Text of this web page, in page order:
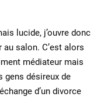
lucide, j’ouvre donc
salon. C’est alors
médiateur mais
gens désireux de
d’un divorce